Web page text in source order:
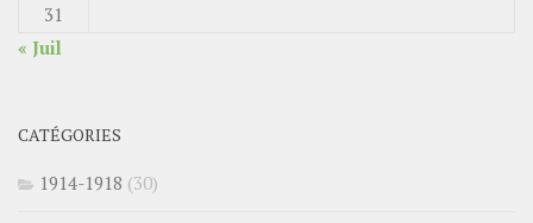
31
« Juil
CATÉGORIES
1914-1918 (30)